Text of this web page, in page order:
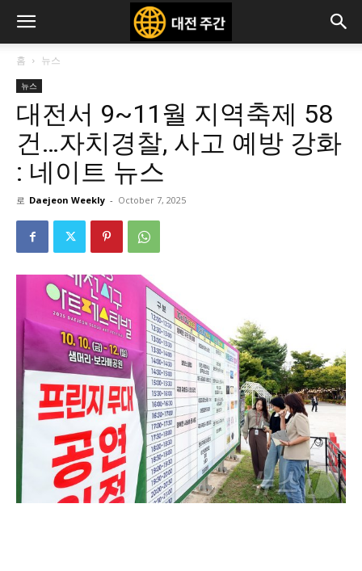
홈 뉴스
뉴스
대전서 9~11월 지역축제 58
건…자치경찰, 사고 예방 강화
: 네이트 뉴스
로 Daejeon Weekly - October 7, 2025